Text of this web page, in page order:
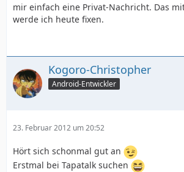
mir einfach eine Privat-Nachricht. Das
werde ich heute fixen.
Kogoro-Christopher
Android-Entwickler
23. Februar 2012 um 20:52
Hört sich schonmal gut an
Erstmal bei Tapatalk suchen